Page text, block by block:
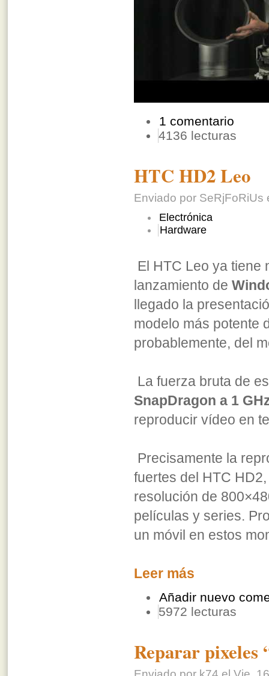
1 comentario
4136 lecturas
HTC HD2 Leo
Enviado por SeRjFoRiUs
Electrónica
Hardware
El HTC Leo ya tiene
lanzamiento de
llegado la
modelo más potente
probablemente, del
La fuerza bruta de
SnapDragon a 1
reproducir vídeo en
Precisamente la
fuertes del HTC
resolución de
películas y series.
un móvil en estos
Leer más
Añadir nuevo
5972 lecturas
Reparar pixeles